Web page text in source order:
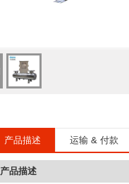
产品描述 运输 & 付款
产品描述